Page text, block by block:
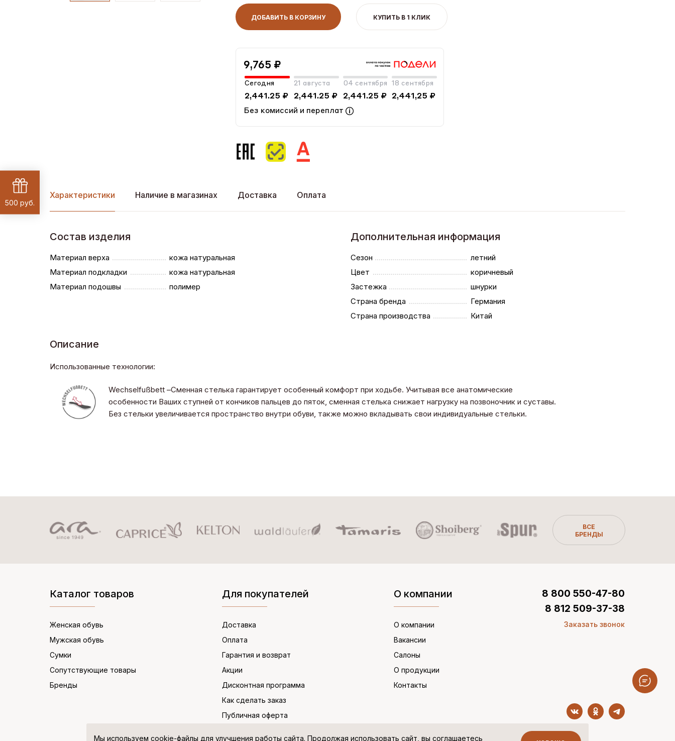
ДОБАВИТЬ В КОРЗИНУ КУПИТЬ В 1 КЛИК
9,765 ₽
Сегодня
2,441.25 ₽
21 августа
2,441.25 ₽
04 сентября
2,441.25 ₽
18 сентября
2,441,25 ₽
Без комиссий и переплат
Характеристики Наличие в магазинах Доставка Оплата
Состав изделия
Материал верха
кожа натуральная
Материал подкладки
кожа натуральная
Материал подошвы
полимер
Дополнительная информация
Сезон
летний
Цвет
коричневый
Застежка
шнурки
Страна бренда
Германия
Страна производства
Китай
Описание
Использованные технологии:
Wechselfußbett –Сменная стелька гарантирует особенный комфорт при ходьбе. Учитывая все анатомические
особенности Ваших ступней от кончиков пальцев до пяток, сменная стелька снижает нагрузку на позвоночник и суставы.
Без стельки увеличивается пространство внутри обуви, также можно вкладывать свои индивидуальные стельки.
ВСЕ
БРЕНДЫ
Каталог товаров
Женская обувь
Мужская обувь
Сумки
Сопутствующие товары
Бренды
Для покупателей
Доставка
Оплата
Гарантия и возврат
Акции
Дисконтная программа
Как сделать заказ
Публичная оферта
О компании
О компании
Вакансии
Салоны
О продукции
Контакты
8 800 550-47-80
8 812 509-37-38
Заказать звонок
Мы используем cookie-файлы для улучшения работы сайта. Продолжая использовать сайт, вы соглашаетесь
500 руб.